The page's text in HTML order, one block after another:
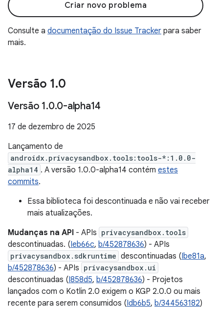
Criar novo problema
Consulte a documentação do Issue Tracker para saber
mais.
Versão 1.0
Versão 1.0.0-alpha14
17 de dezembro de 2025
Lançamento de
androidx.privacysandbox.tools:tools-*:1.0.0-
alpha14 . A versão 1.0.0-alpha14 contém estes
commits.
Essa biblioteca foi descontinuada e não vai receber
mais atualizações.
Mudanças na API - APIs privacysandbox.tools
descontinuadas. (Ieb66c, b/452878636) - APIs
privacysandbox.sdkruntime descontinuadas (Ibe81a,
b/452878636) - APIs privacysandbox.ui
descontinuadas (I858d5, b/452878636) - Projetos
lançados com o Kotlin 2.0 exigem o KGP 2.0.0 ou mais
recente para serem consumidos (Idb6b5, b/344563182)